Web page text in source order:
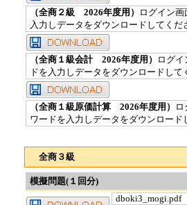
（全商２級 2026年度用）
ログイン
入力しデータをダウンロードしてくだ
（全商１級会計 2026年度用）
ログ
ドを入力しデータをダウンロードして
（全商１級原価計算 2026年度用）
ワードを入力しデータをダウンロード
全商３級
模擬問題(１回分)
dboki3_mogi.pdf